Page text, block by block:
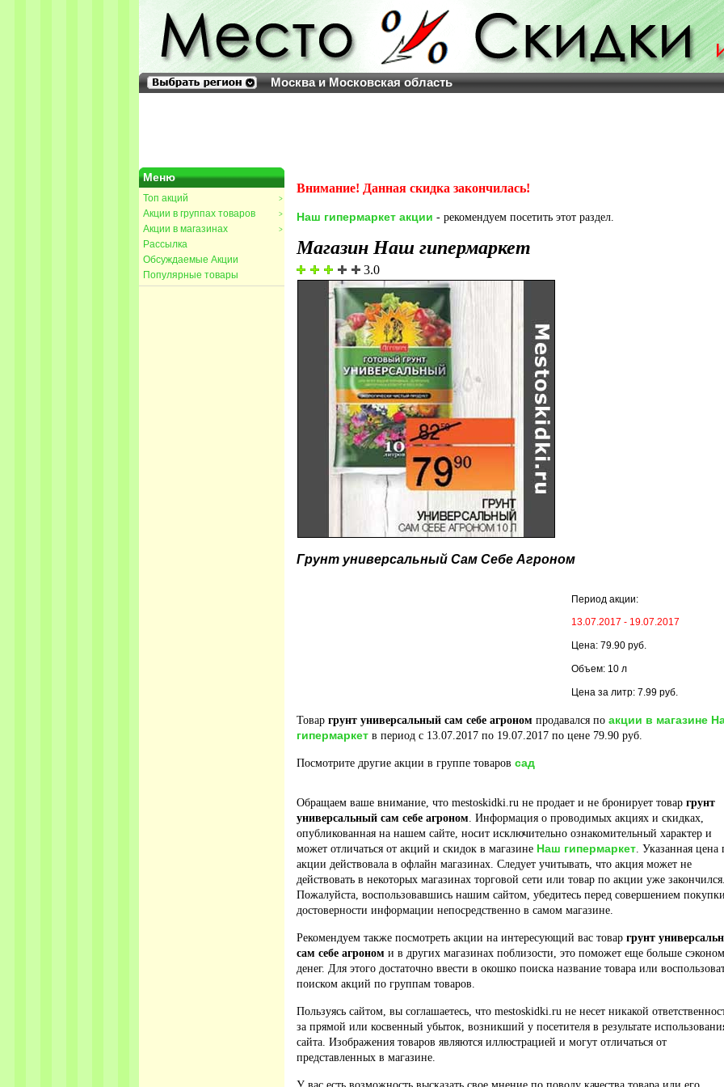
Москва и Московская область
Меню
>
Топ акций
>
Акции в группах товаров
>
Акции в магазинах
Рассылка
Обсуждаемые Акции
Популярные товары
Внимание! Данная скидка закончилась!
Наш гипермаркет акции - рекомендуем посетить этот раздел.
Магазин Наш гипермаркет
3.0
Грунт универсальный Сам Себе Агроном
Период акции:
13.07.2017 - 19.07.2017
Цена: 79.90 руб.
Объем: 10 л
Цена за литр: 7.99 руб.
Товар грунт универсальный сам себе агроном продавался по акции в магазине
гипермаркет в период с 13.07.2017 по 19.07.2017 по цене 79.90 руб.
Посмотрите другие акции в группе товаров сад
Обращаем ваше внимание, что mestoskidki.ru не продает и не бронирует товар грунт
универсальный сам себе агроном. Информация о проводимых акциях и скидках,
опубликованная на нашем сайте, носит исключительно ознакомительный характер и
может отличаться от акций и скидок в магазине Наш гипермаркет. Указанная цена
акции действовала в офлайн магазинах. Следует учитывать, что акция может не
действовать в некоторых магазинах торговой сети или товар по акции уже
Пожалуйста, воспользовавшись нашим сайтом, убедитесь перед совершением
достоверности информации непосредственно в самом магазине.
Рекомендуем также посмотреть акции на интересующий вас товар грунт
сам себе агроном и в других магазинах поблизости, это поможет еще больше
денег. Для этого достаточно ввести в окошко поиска название товара или
поиском акций по группам товаров.
Пользуясь сайтом, вы соглашаетесь, что mestoskidki.ru не несет никакой
за прямой или косвенный убыток, возникший у посетителя в результате
сайта. Изображения товаров являются иллюстрацией и могут отличаться от
представленных в магазине.